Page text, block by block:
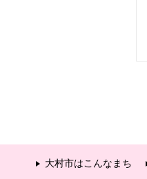
大村市はこんなまち